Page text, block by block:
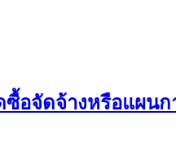
ซื้อจัดจ้างหรือแผน